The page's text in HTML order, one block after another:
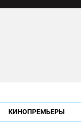
КИНОПРЕМЬЕРЫ